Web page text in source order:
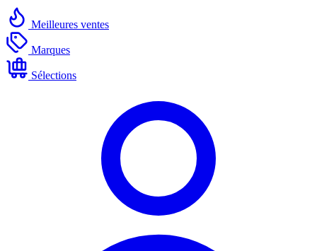
Meilleures ventes
Marques
Sélections